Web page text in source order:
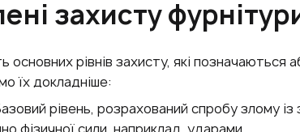
захисту
основних рівнів захисту, які позначаються
їх докладніше:
рівень, розрахований спробу злому